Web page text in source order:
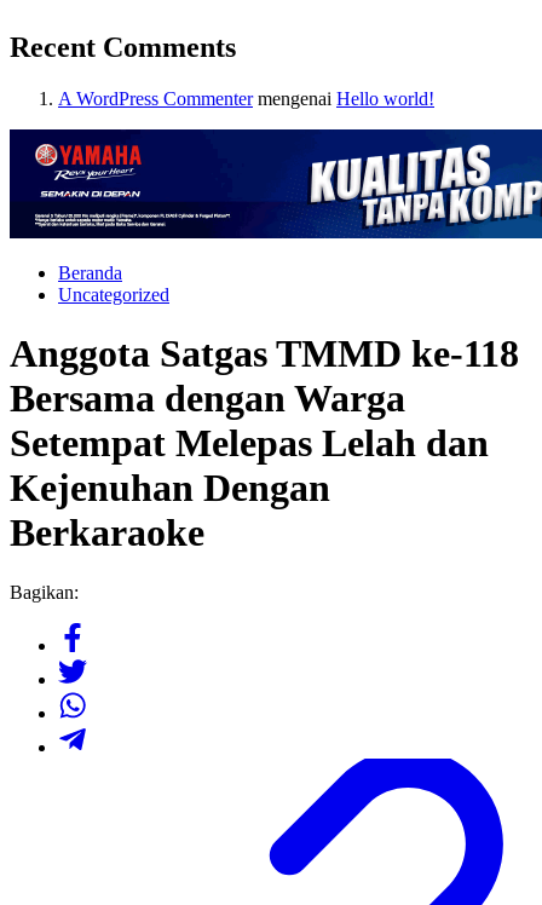
Recent Comments
A WordPress Commentermengenai Hello world!
Beranda
Uncategorized
Anggota Satgas TMMD ke-118
Bersama dengan Warga
Setempat Melepas Lelah dan
Kejenuhan Dengan
Berkaraoke
Bagikan: